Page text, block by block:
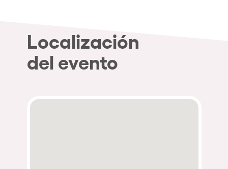
Localización
del evento